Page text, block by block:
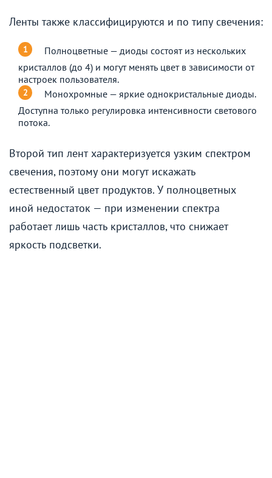
Ленты также классифицируются и по типу свечения:
Полноцветные — диоды состоят из нескольких
кристаллов (до 4) и могут менять цвет в зависимости от
настроек пользователя.
Монохромные — яркие однокристальные диоды.
Доступна только регулировка интенсивности светового
потока.
Второй тип лент характеризуется узким спектром
свечения, поэтому они могут искажать
естественный цвет продуктов. У полноцветных
иной недостаток — при изменении спектра
работает лишь часть кристаллов, что снижает
яркость подсветки.